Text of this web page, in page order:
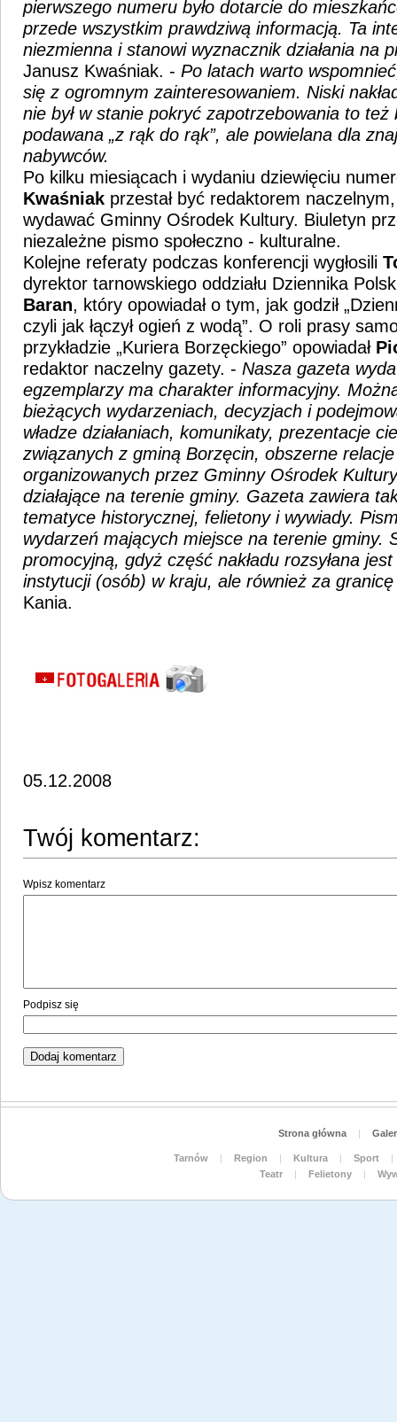
pierwszego numeru było dotarcie do
przede wszystkim prawdziwą informacją. Ta
niezmienna i stanowi wyznacznik działania na
Janusz Kwaśniak. - Po latach warto
się z ogromnym zainteresowaniem. Niski
nie był w stanie pokryć zapotrzebowania to też
podawana „z rąk do rąk”, ale powielana dla
nabywców.
Po kilku miesiącach i wydaniu dziewięciu
Kwaśniak przestał być redaktorem
wydawać Gminny Ośrodek Kultury. Biuletyn
niezależne pismo społeczno - kulturalne.
Kolejne referaty podczas konferencji wygłosili
dyrektor tarnowskiego oddziału Dziennika
Baran, który opowiadał o tym, jak godził
czyli jak łączył ogień z wodą”. O roli prasy
przykładzie „Kuriera Borzęckiego” opowiadał
redaktor naczelny gazety. - Nasza gazeta
egzemplarzy ma charakter informacyjny.
bieżących wydarzeniach, decyzjach i
władze działaniach, komunikaty, prezentacje
związanych z gminą Borzęcin, obszerne
organizowanych przez Gminny Ośrodek
działające na terenie gminy. Gazeta zawiera
tematyce historycznej, felietony i wywiady.
wydarzeń mających miejsce na terenie gminy.
promocyjną, gdyż część nakładu rozsyłana
instytucji (osób) w kraju, ale również za granicę
Kania.
05.12.2008
Twój komentarz:
Wpisz komentarz
Podpisz się
Strona główna |
Tarnów | Region | Kultura | Sport
|
Teatr
| Felietony |